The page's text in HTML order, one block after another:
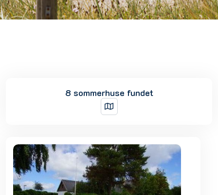
8 sommerhuse fundet